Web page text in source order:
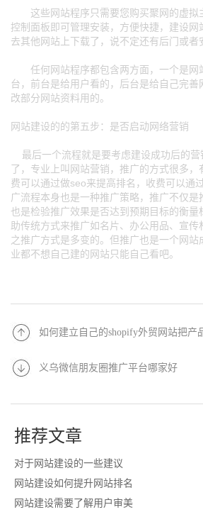
这些网站程序只需要您购买聚网的虚拟
控制面板即可管理安装，方便快捷，建设网
去其他网站上下载了，说不定还有后门或者
任何网站程序都包含两方面，一个是网
台，前台是给用户看的，后台是给自己完善
改部分网站资料用的。
网站建设的的第五步：是否启动网络营销
最后一个流程就是要考虑建设成功后的营
了，专业上叫网站营销，推广的方式很多，
费可以通过做seo来提高排名，收费可以通
广流程本身也是一种推广策略，推广不仅
也是检验推广效果是否达到预期目标的衡
助传统方式来推广如名片、办公用品、宣传
之推广方式是多变的。但推广也是一个网站
业都不想自己建的网站只能自己看吧。
如何建立自己的shopify外贸网站把产
义乌微信朋友圈推广平台哪家好
推荐文章
对于网站建设的一些建议
网站建设如何提升网站排名
网站建设需要了解用户审美